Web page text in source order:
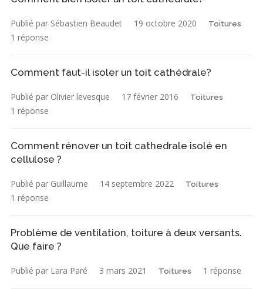
Publié par Sébastien Beaudet 19 octobre 2020 Toitures
1 réponse
Comment faut-il isoler un toit cathédrale?
Publié par Olivier levesque 17 février 2016 Toitures
1 réponse
Comment rénover un toit cathedrale isolé en
cellulose ?
Publié par Guillaume 14 septembre 2022 Toitures
1 réponse
Problème de ventilation, toiture à deux versants.
Que faire ?
Publié par Lara Paré 3 mars 2021 Toitures 1 réponse